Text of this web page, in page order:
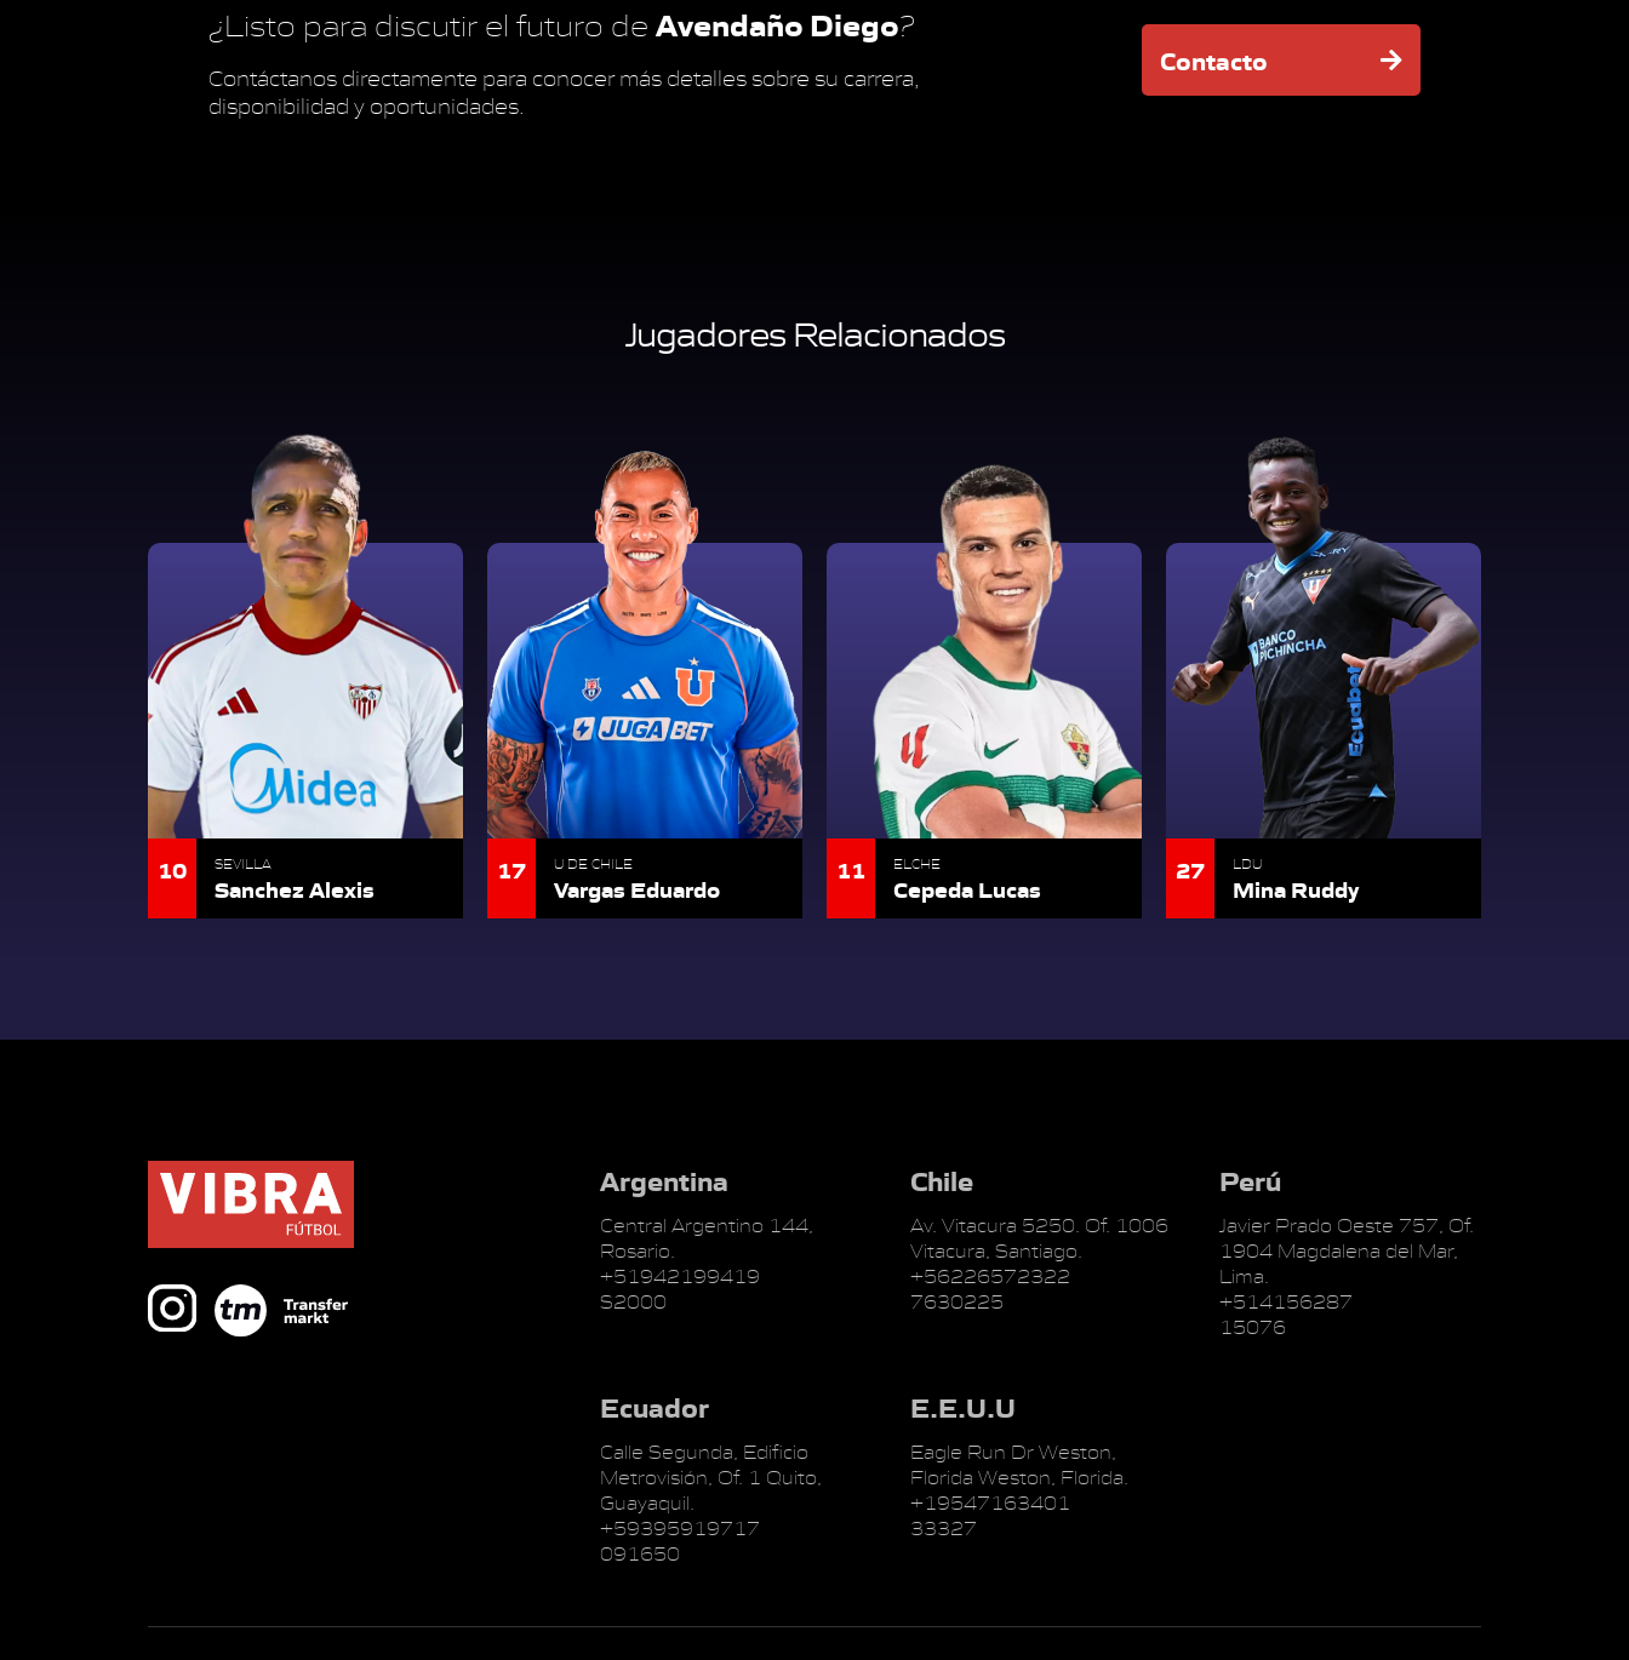
¿Listo para discutir el futuro de Avendaño Diego?
Contáctanos directamente para conocer más detalles sobre su carrera,
disponibilidad y oportunidades.
Contacto
Jugadores Relacionados
10 SEVILLA
Sanchez Alexis
17 U DE CHILE
Vargas Eduardo
11 ELCHE
Cepeda Lucas
27 LDU
Mina Ruddy
Argentina
Central Argentino 144,
Rosario.
+51942199419
S2000
Chile
Av. Vitacura 5250. Of. 1006
Vitacura, Santiago.
+56226572322
7630225
Perú
Javier Prado Oeste 757, Of.
1904 Magdalena del Mar,
Lima.
+514156287
15076
Ecuador
Calle Segunda, Edificio
Metrovisión, Of. 1 Quito,
Guayaquil.
+59395919717
091650
E.E.U.U
Eagle Run Dr Weston,
Florida Weston, Florida.
+19547163401
33327